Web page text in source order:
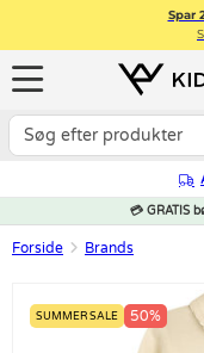
Spar
💳 GRATIS
Forside Brands
SUMMER SALE 50%